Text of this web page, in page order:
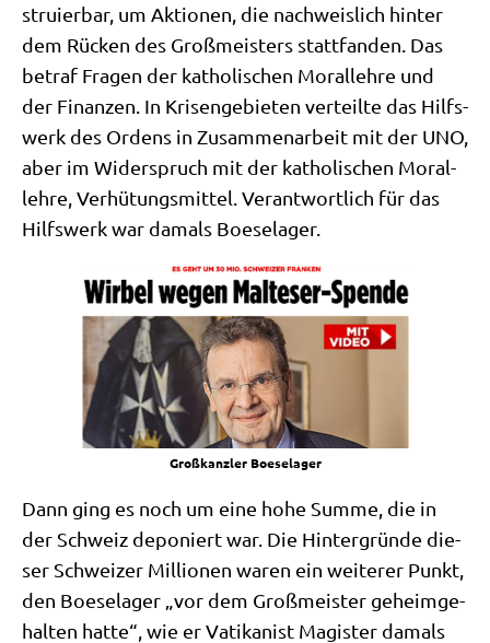
stru­ier­bar, um Aktio­nen, die nach­weis­lich hin­ter
dem Rücken des Groß­mei­sters statt­fan­den. Das
betraf Fra­gen der katho­li­schen Moral­leh­re und
der Finan­zen. In Kri­sen­ge­bie­ten ver­teil­te das Hilfs­
werk des Ordens in Zusam­men­ar­beit mit der UNO,
aber im Wider­spruch mit der katho­li­schen Moral­
leh­re, Ver­hü­tungs­mit­tel. Ver­ant­wort­lich für das
Hilfs­werk war damals Boeselager.
Groß­kanz­ler Boeselager
Dann ging es noch um eine hohe Sum­me, die in
der Schweiz depo­niert war. Die Hin­ter­grün­de die­
ser Schwei­zer Mil­lio­nen waren ein wei­te­rer Punkt,
den Boe­se­la­ger „vor dem Groß­mei­ster geheim­ge­
hal­ten hat­te“, wie er Vati­ka­nist Magi­ster damals